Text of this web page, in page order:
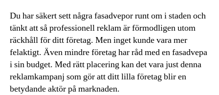
Du har säkert sett några fasadvepor runt om i staden och
tänkt att så professionell reklam är förmodligen utom
räckhåll för ditt företag. Men inget kunde vara mer
felaktigt. Även mindre företag har råd med en fasadvepa
i sin budget. Med rätt placering kan det vara just denna
reklamkampanj som gör att ditt lilla företag blir en
betydande aktör på marknaden.